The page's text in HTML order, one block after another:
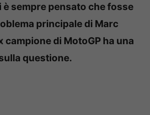
è sempre pensato che fosse
principale di Marc
campione di MotoGP ha una
questione.